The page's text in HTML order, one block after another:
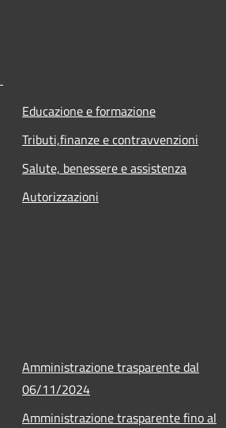
Educazione e formazione
Tributi,finanze e contravvenzioni
Salute, benessere e assistenza
Autorizzazioni
Amministrazione trasparente dal
06/11/2024
Amministrazione trasparente fino al